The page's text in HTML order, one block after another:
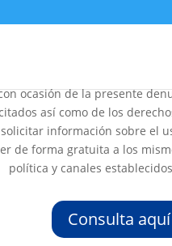
ocasión de la presente
así como de los
información sobre el
de forma gratuita a los
política y canales
Consulta